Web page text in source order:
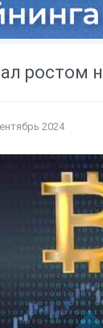
ростом
2024